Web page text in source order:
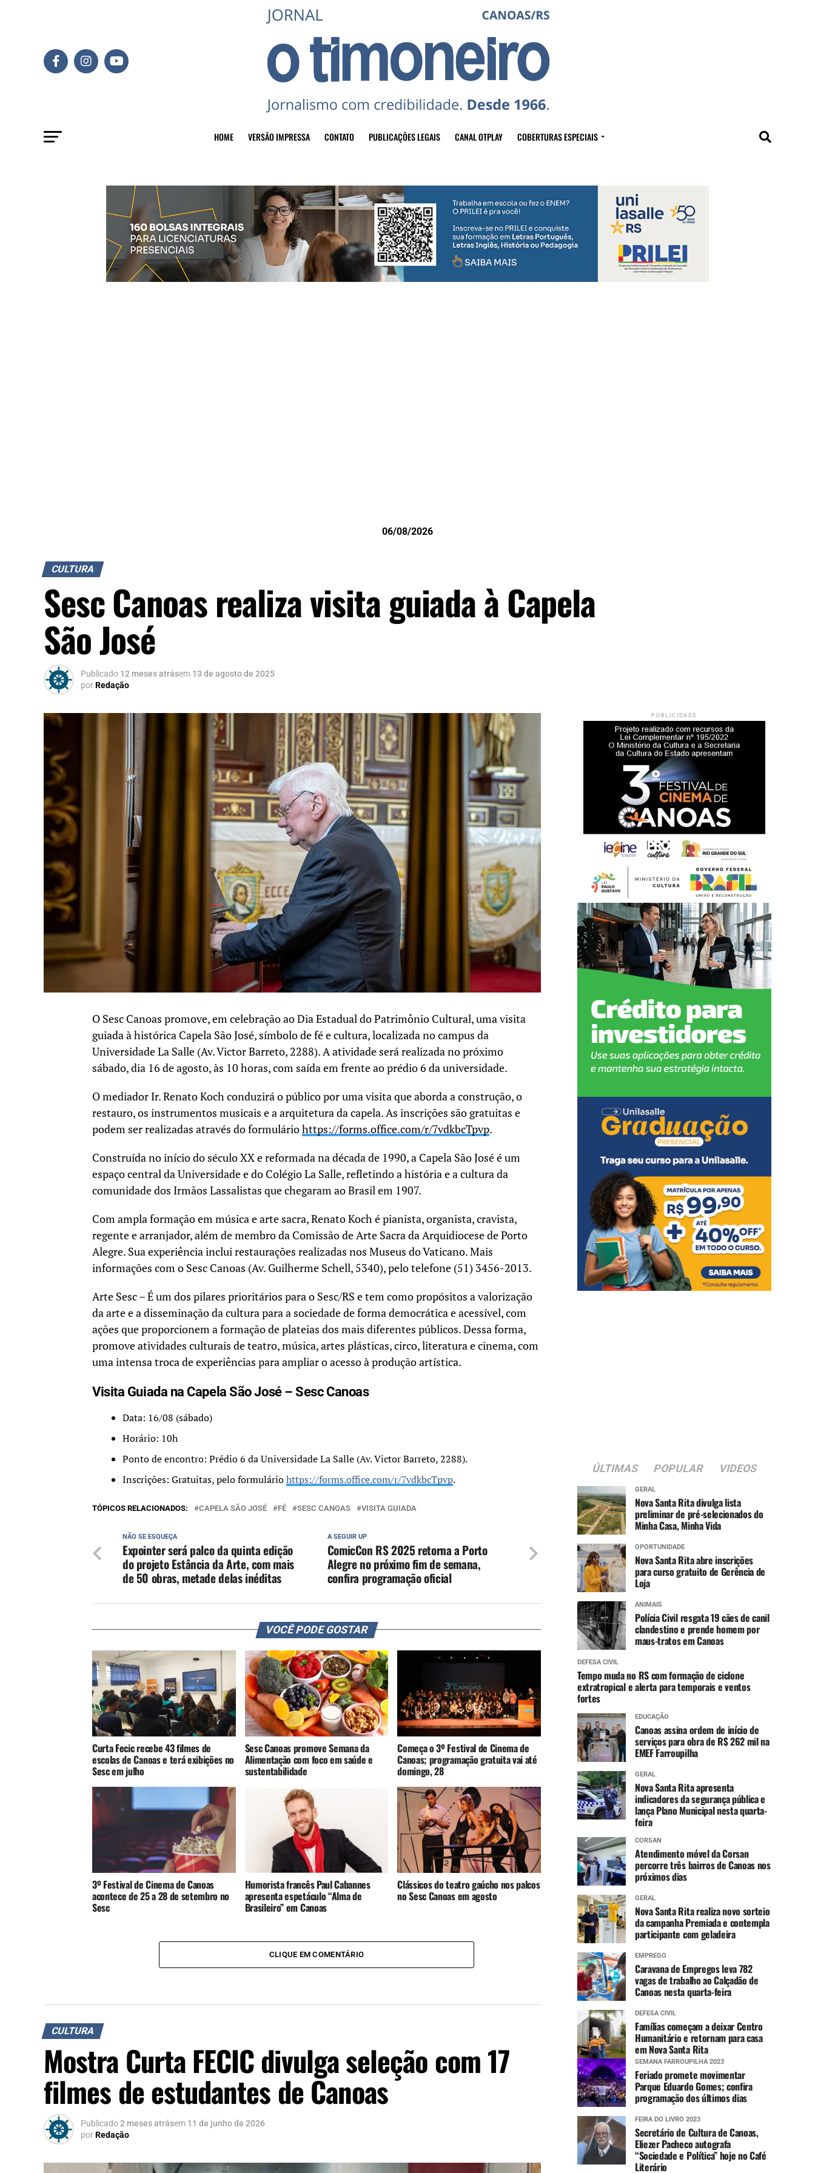
HOME VERSÃO IMPRESSA CONTATO PUBLICAÇÕES LEGAIS CANAL OTPLAY COBERTURAS ESPECIAIS
06/08/2026
CULTURA
Sesc Canoas realiza visita guiada à Capela
São José
Publicado 12 meses atrásem 13 de agosto de 2025
porRedação
O Sesc Canoas promove, em celebração ao Dia Estadual do Patrimônio Cultural, uma visita
guiada à histórica Capela São José, símbolo de fé e cultura, localizada no campus da
Universidade La Salle (Av. Victor Barreto, 2288). A atividade será realizada no próximo
sábado, dia 16 de agosto, às 10 horas, com saída em frente ao prédio 6 da universidade.
O mediador Ir. Renato Koch conduzirá o público por uma visita que aborda a construção, o
restauro, os instrumentos musicais e a arquitetura da capela. As inscrições são gratuitas e
podem ser realizadas através do formuláriohttps://forms.office.com/r/7vdkbcTpvp.
Construída no início do século XX e reformada na década de 1990, a Capela São José é um
espaço central da Universidade e do Colégio La Salle, refletindo a história e a cultura da
comunidade dos Irmãos Lassalistas que chegaram ao Brasil em 1907.
Com ampla formação em música e arte sacra, Renato Koch é pianista, organista, cravista,
regente e arranjador, além de membro da Comissão de Arte Sacra da Arquidiocese de Porto
Alegre. Sua experiência inclui restaurações realizadas nos Museus do Vaticano. Mais
informações com o Sesc Canoas (Av. Guilherme Schell, 5340), pelo telefone (51) 3456-2013.
Arte Sesc – É um dos pilares prioritários para o Sesc/RS e tem como propósitos a valorização
da arte e a disseminação da cultura para a sociedade de forma democrática e acessível, com
ações que proporcionem a formação de plateias dos mais diferentes públicos. Dessa forma,
promove atividades culturais de teatro, música, artes plásticas, circo, literatura e cinema, com
uma intensa troca de experiências para ampliar o acesso à produção artística.
Visita Guiada na Capela São José – Sesc Canoas
Data: 16/08 (sábado)
Horário: 10h
Ponto de encontro: Prédio 6 da Universidade La Salle (Av. Victor Barreto, 2288).
Inscrições: Gratuitas, pelo formuláriohttps://forms.office.com/r/7vdkbcTpvp.
TÓPICOS RELACIONADOS: CAPELA SÃO JOSÉ FÉ SESC CANOAS VISITA GUIADA
A SEGUIR UP
ComicCon RS 2025 retorna a Porto
Alegre no próximo fim de semana,
confira programação oficial
NÃO SE ESQUEÇA
Expointer será palco da quinta edição
do projeto Estância da Arte, com mais
de 50 obras, metade delas inéditas
VOCÊ PODE GOSTAR
Curta Fecic recebe 43 filmes de
escolas de Canoas e terá exibições no
Sesc em julho
Sesc Canoas promove Semana da
Alimentação com foco em saúde e
sustentabilidade
Começa o 3º Festival de Cinema de
Canoas; programação gratuita vai até
domingo, 28
3º Festival de Cinema de Canoas
acontece de 25 a 28 de setembro no
Sesc
Humorista francês Paul Cabannes
apresenta espetáculo “Alma de
Brasileiro” em Canoas
Clássicos do teatro gaúcho nos palcos
no Sesc Canoas em agosto
CLIQUE EM COMENTÁRIO
CULTURA
Mostra Curta FECIC divulga seleção com 17
filmes de estudantes de Canoas
Publicado2 meses atrásem 11 de junho de 2026
porRedação
PUBLICIDADE
ÚLTIMAS POPULAR VIDEOS
GERAL
Nova Santa Rita divulga lista
preliminar de pré-selecionados do
Minha Casa, Minha Vida
OPORTUNIDADE
Nova Santa Rita abre inscrições
para curso gratuito de Gerência de
Loja
ANIMAIS
Polícia Civil resgata 19 cães de canil
clandestino e prende homem por
maus-tratos em Canoas
DEFESA CIVIL
Tempo muda no RS com formação de ciclone
extratropical e alerta para temporais e ventos
fortes
EDUCAÇÃO
Canoas assina ordem de início de
serviços para obra de R$ 262 mil na
EMEF Farroupilha
GERAL
Nova Santa Rita apresenta
indicadores da segurança pública e
lança Plano Municipal nesta quarta-
feira
CORSAN
Atendimento móvel da Corsan
percorre três bairros de Canoas nos
próximos dias
GERAL
Nova Santa Rita realiza novo sorteio
da campanha Premiada e contempla
participante com geladeira
EMPREGO
Caravana de Empregos leva 782
vagas de trabalho ao Calçadão de
Canoas nesta quarta-feira
DEFESA CIVIL
Famílias começam a deixar Centro
Humanitário e retornam para casa
em Nova Santa Rita
SEMANA FARROUPILHA 2023
Feriado promete movimentar
Parque Eduardo Gomes; confira
programação dos últimos dias
FEIRA DO LIVRO 2023
Secretário de Cultura de Canoas,
Eliezer Pacheco autografa
“Sociedade e Política” hoje no Café
Literário